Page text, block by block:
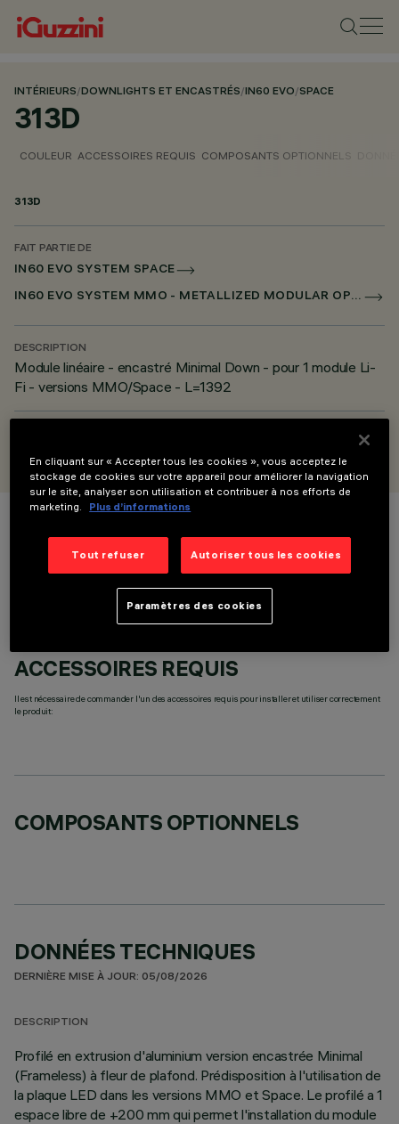
INTÉRIEURS/DOWNLIGHTS ET ENCASTRÉS/IN60 EVO/SPACE
313D
COULEUR ACCESSOIRES REQUIS COMPOSANTS OPTIONNELS
313D
FAIT PARTIE DE
IN60 EVO SYSTEM SPACE
IN60 EVO SYSTEM MMO - METALLIZED MODULAR OPTIC
DESCRIPTION
Module linéaire - encastré Minimal Down - pour 1 module Li-
Fi - versions MMO/Space - L=1392
COULEUR
ACCESSOIRES REQUIS
Il est nécessaire de commander l'un des accessoires requis pour installer et utiliser correctement
le produit:
COMPOSANTS OPTIONNELS
DONNÉES TECHNIQUES
DERNIÈRE MISE À JOUR: 05/08/2026
DESCRIPTION
Profilé en extrusion d'aluminium version encastrée Minimal
(Frameless) à fleur de plafond. Prédisposition à l'utilisation de
la plaque LED dans les versions MMO et Space. Le profilé a 1
espace libre de +200 mm qui permet l'installation du module
En cliquant sur « Accepter tous les cookies », vous acceptez le
stockage de cookies sur votre appareil pour améliorer la navigation
sur le site, analyser son utilisation et contribuer à nos efforts de
marketing.
Plus d’informations
Tout refuser Autoriser tous les cookies
Paramètres des cookies